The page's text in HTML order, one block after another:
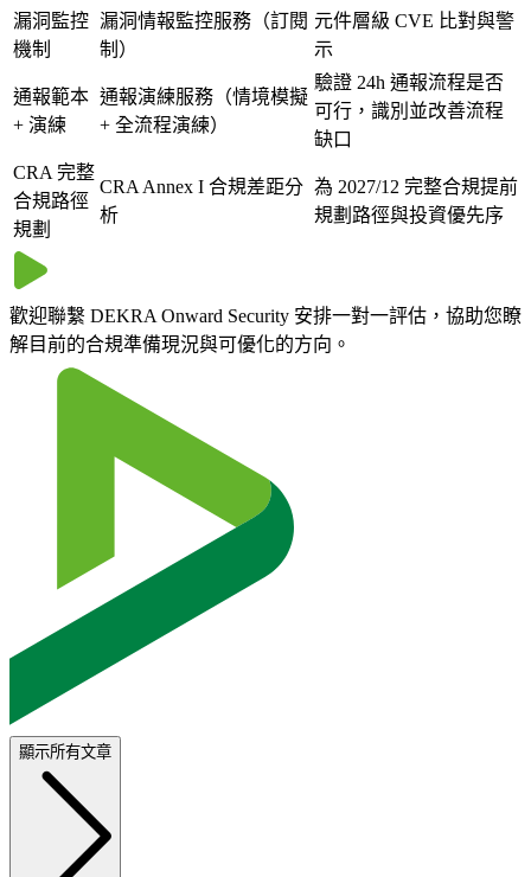
漏洞監控
機制
漏洞情報監控服務（訂閱
制）
元件層級 CVE 比對與警
示
通報範本
+ 演練
通報演練服務（情境模擬
+ 全流程演練）
驗證 24h 通報流程是否
可行，識別並改善流程
缺口
CRA 完整
合規路徑
規劃
CRA Annex I 合規差距分
析
為 2027/12 完整合規提前
規劃路徑與投資優先序
歡迎聯繫 DEKRA Onward Security 安排一對一評估，協助您瞭
解目前的合規準備現況與可優化的方向。
顯示所有文章